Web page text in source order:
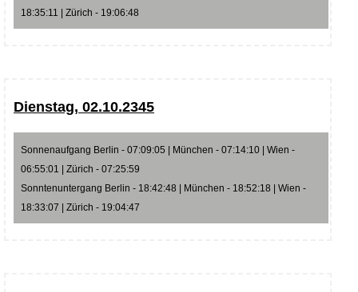
18:35:11 | Zürich - 19:06:48
Dienstag, 02.10.2345
Sonnenaufgang Berlin - 07:09:05 | München - 07:14:10 | Wien -
06:55:01 | Zürich - 07:25:59
Sonntenuntergang Berlin - 18:42:48 | München - 18:52:18 | Wien -
18:33:07 | Zürich - 19:04:47